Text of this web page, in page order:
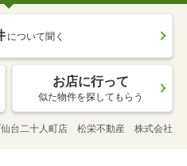
について聞く
お店に行って
似た物件を探してもらう
仙台二十人町店 松栄不動産 株式会社